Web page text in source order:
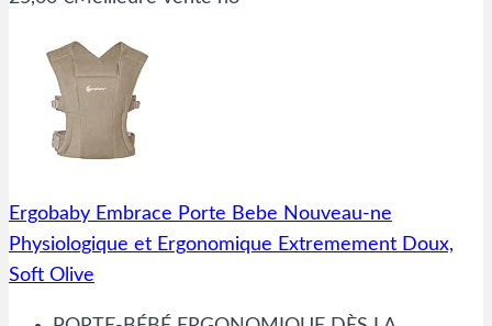
Ergobaby Embrace Porte Bebe Nouveau-ne
Physiologique et Ergonomique Extremement Doux,
Soft Olive